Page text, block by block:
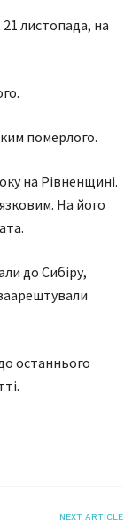
листопада, на
померлого.
на Рівненщині.
На його
до Сибіру,
останнього
NEXT ARTICLE